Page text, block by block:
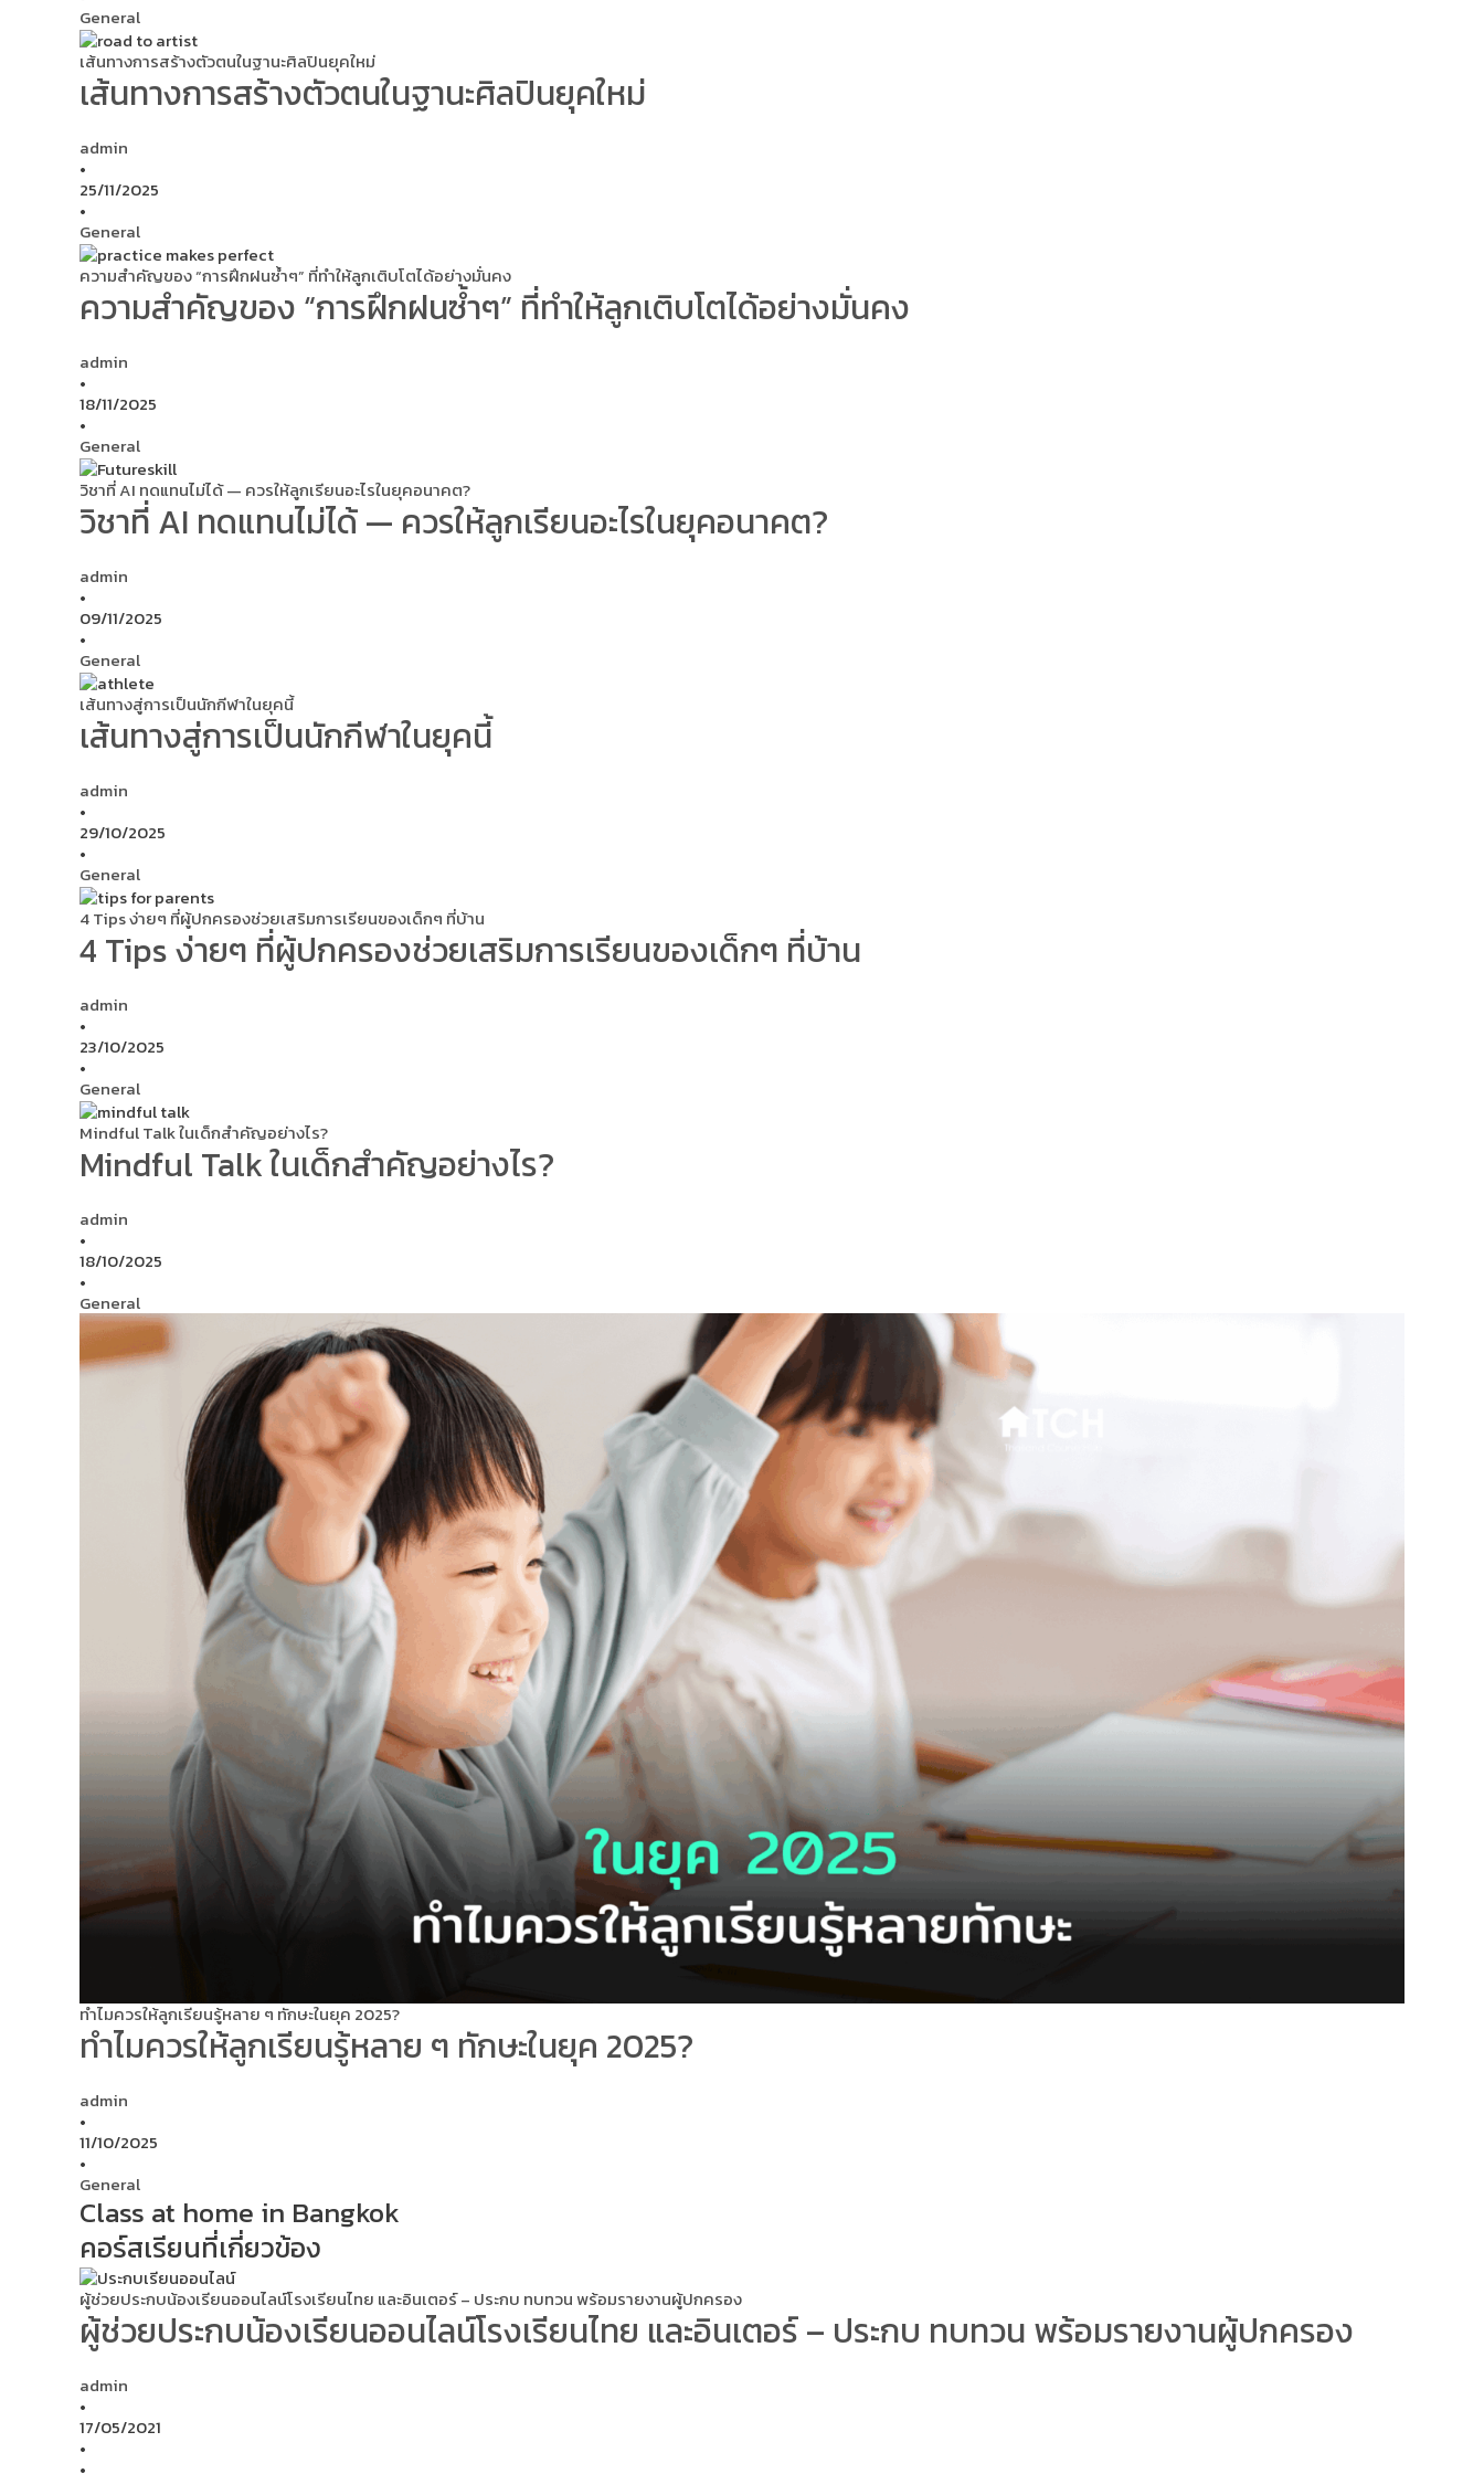
General
เส้นทางการสร้างตัวตนในฐานะศิลปินยุคใหม่
เส้นทางการสร้างตัวตนในฐานะศิลปินยุคใหม่
admin
•
25/11/2025
•
General
ความสำคัญของ “การฝึกฝนซ้ำๆ” ที่ทำให้ลูกเติบโตได้อย่างมั่นคง
ความสำคัญของ “การฝึกฝนซ้ำๆ” ที่ทำให้ลูกเติบโตได้อย่างมั่นคง
admin
•
18/11/2025
•
General
วิชาที่ AI ทดแทนไม่ได้ — ควรให้ลูกเรียนอะไรในยุคอนาคต?
วิชาที่ AI ทดแทนไม่ได้ — ควรให้ลูกเรียนอะไรในยุคอนาคต?
admin
•
09/11/2025
•
General
เส้นทางสู่การเป็นนักกีฬาในยุคนี้
เส้นทางสู่การเป็นนักกีฬาในยุคนี้
admin
•
29/10/2025
•
General
4 Tips ง่ายๆ ที่ผู้ปกครองช่วยเสริมการเรียนของเด็กๆ ที่บ้าน
4 Tips ง่ายๆ ที่ผู้ปกครองช่วยเสริมการเรียนของเด็กๆ ที่บ้าน
admin
•
23/10/2025
•
General
Mindful Talk ในเด็กสำคัญอย่างไร?
Mindful Talk ในเด็กสำคัญอย่างไร?
admin
•
18/10/2025
•
General
ทำไมควรให้ลูกเรียนรู้หลาย ๆ ทักษะในยุค 2025?
ทำไมควรให้ลูกเรียนรู้หลาย ๆ ทักษะในยุค 2025?
admin
•
11/10/2025
•
General
Class at home in Bangkok
คอร์สเรียนที่เกี่ยวข้อง
ผู้ช่วยประกบน้องเรียนออนไลน์โรงเรียนไทย และอินเตอร์ – ประกบ ทบทวน พร้อมรายงานผู้ปกครอง
ผู้ช่วยประกบน้องเรียนออนไลน์โรงเรียนไทย และอินเตอร์ – ประกบ ทบทวน พร้อมรายงานผู้ปกครอง
admin
•
17/05/2021
•
•